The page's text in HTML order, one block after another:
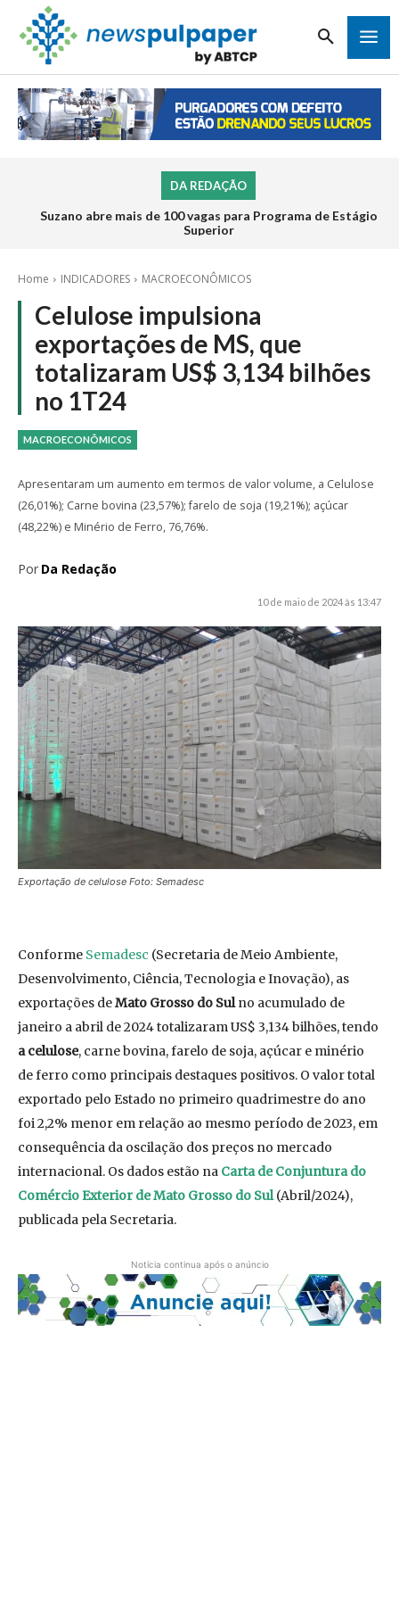
DA REDAÇÃO
Suzano abre mais de 100 vagas para Programa de Estágio
Superior
Home INDICADORES MACROECONÔMICOS
Celulose impulsiona
exportações de MS, que
totalizaram US$ 3,134 bilhões
no 1T24
MACROECONÔMICOS
Apresentaram um aumento em termos de valor volume, a Celulose
(26,01%); Carne bovina (23,57%); farelo de soja (19,21%); açúcar
(48,22%) e Minério de Ferro, 76,76%.
Por Da Redação
10 de maio de 2024 às 13:47
Exportação de celulose Foto: Semadesc
Conforme Semadesc (Secretaria de Meio Ambiente,
Desenvolvimento, Ciência, Tecnologia e Inovação), as
exportações deMato Grosso do Sulno acumulado de
janeiro a abril de 2024 totalizaram US$ 3,134 bilhões, tendo
a celulose, carne bovina, farelo de soja, açúcar e minério
de ferro como principais destaques positivos. O valor total
exportado pelo Estado no primeiro quadrimestre do ano
foi 2,2% menor em relação ao mesmo período de 2023, em
consequência da oscilação dos preços no mercado
internacional. Os dados estão na Carta de Conjuntura do
Comércio Exterior de Mato Grosso do Sul(Abril/2024),
publicada pela Secretaria.
Notícia continua após o anúncio